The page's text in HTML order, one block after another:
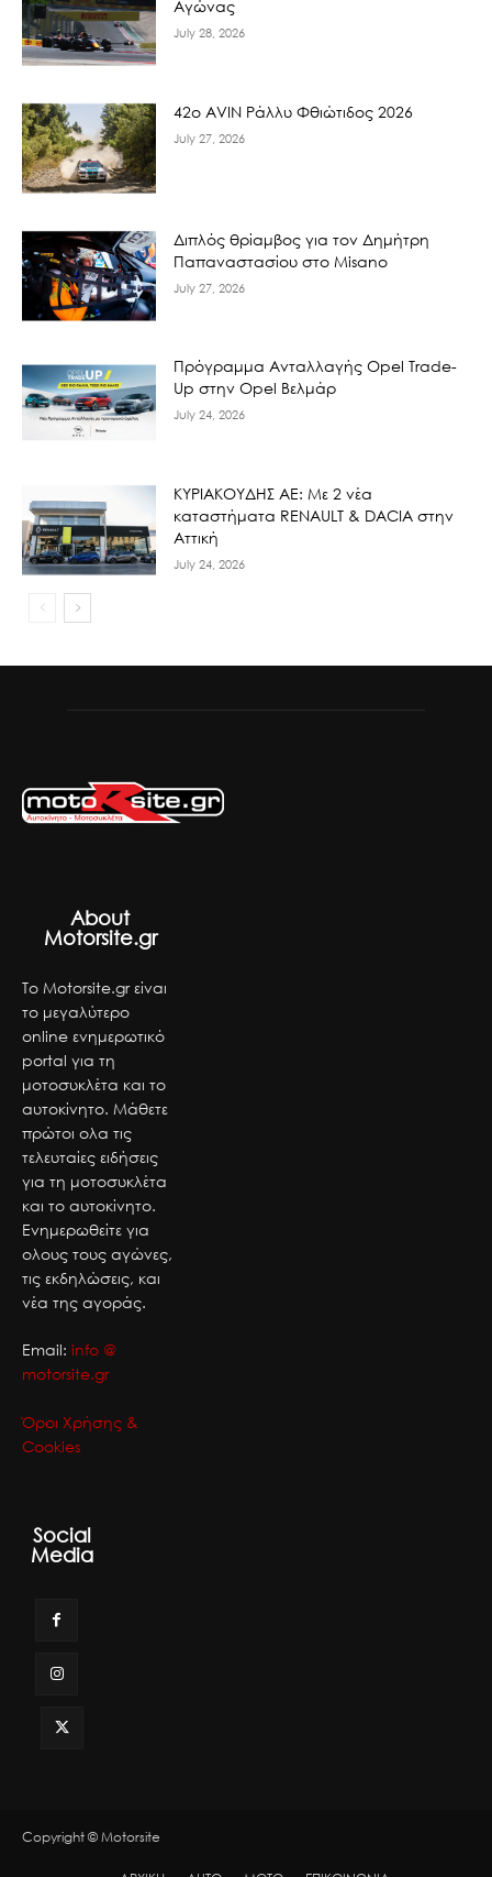
Αγώνας
July 28, 2026
42ο AVIN Ράλλυ Φθιώτιδος 2026
July 27, 2026
Διπλός θρίαμβος για τον Δημήτρη
Παπαναστασίου στο Misano
July 27, 2026
Πρόγραμμα Ανταλλαγής Opel Trade-
Up στην Opel Βελμάρ
July 24, 2026
ΚΥΡΙΑΚΟΥΔΗΣ ΑΕ: Με 2 νέα
καταστήματα RENAULT & DACIA στην
Αττική
July 24, 2026
About
Motorsite.gr
Το Motorsite.gr είναι
το μεγαλύτερο
online ενημερωτικό
portal για τη
μοτοσυκλέτα και το
αυτοκίνητο. Μάθετε
πρώτοι ολα τις
τελευταίες ειδήσεις
για τη μοτοσυκλέτα
και το αυτοκίνητο.
Ενημερωθείτε για
ολους τους αγώνες,
τις εκδηλώσεις, και
νέα της αγοράς.
Email: info @
motorsite.gr
Όροι Χρήσης &
Cookies
Social
Media
Copyright © Motorsite